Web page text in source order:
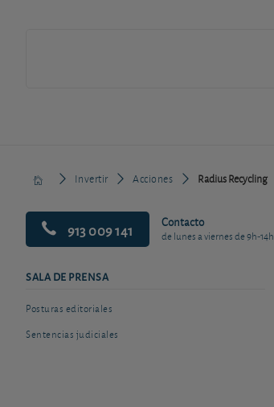
Invertir Acciones Radius Recycling
913 009 141 Contacto
de lunes a viernes de 9h-14h
SALA DE PRENSA
Posturas editoriales
Sentencias judiciales